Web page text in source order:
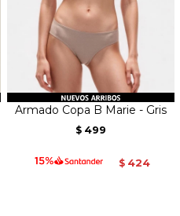
Armado Copa B Marie - Gris
$ 499
$ 424